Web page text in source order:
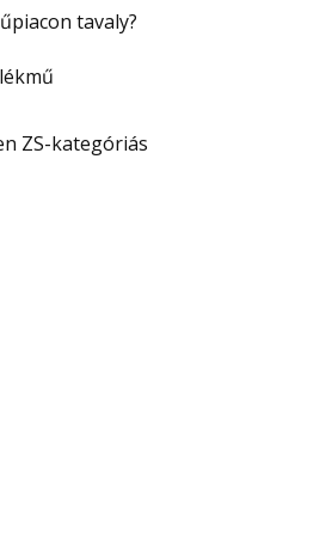
tavaly?
ZS-kategóriás